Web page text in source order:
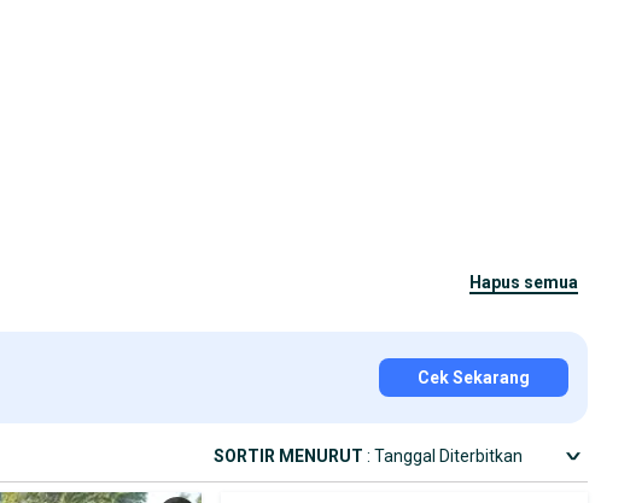
hapus semua
Cek Sekarang
SORTIR MENURUT : Tanggal Diterbitkan